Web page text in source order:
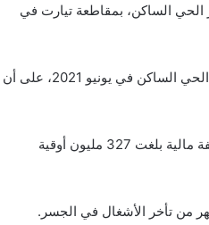
الحي الساكن، بمقاطعة تيارت في
وكان رئيس موريتانيا محمد ولد الشيخ الغزواني، قد وضع الحجر الأساس لجسر الحي الساكن في يونيو 2021، على أن
وتعاقدت حكومة موريتانيا مع شركتين صينيتين هما بولي شانغدا، وليوواندا، بتكلفة مالية بلغت 327 مليون أوقية